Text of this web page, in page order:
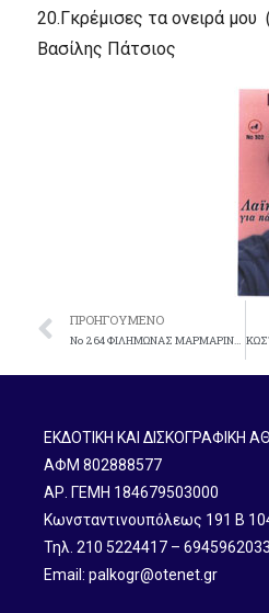
20.Γκρέμισες τα ονειρά μου
Bασίλης Πάτσιος
ΠΡΟΗΓΟΎΜΕΝΟ
Nο 264 ΦIΛHMΩNAΣ MAPMAPINOΣ «LIVE»
ΕΚΔΟΤΙΚΗ ΚΑΙ ΔΙΣΚΟΓΡΑΦΙΚΗ
ΑΦΜ 802888577
ΑΡ. ΓΕΜΗ 184679503000
Κωνσταντινουπόλεως 191 B
Τηλ. 210 5224417 – 6945962033
Email: palkogr@otenet.gr